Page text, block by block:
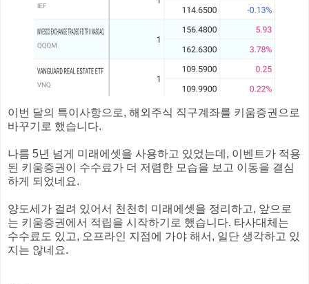
이번 달의 특이사항으로, 해외주식 직구계좌를 키움증권으로
바꾸기로 했습니다.
나름 5년 넘게 미래에셋을 사용하고 있었는데, 이벤트가 적용
된 키움증권이 수수료가 더 저렴한 모습을 보고 이동을 결심
하게 되었네요.
양도세가 걸려 있어서 천천히 미래에셋을 정리하고, 앞으로
는 키움증권에서 적립을 시작하기로 했습니다. 타사대체는
수수료도 있고, 오프라인 지점에 가야 해서, 일단 생각하고 있
지는 않네요.